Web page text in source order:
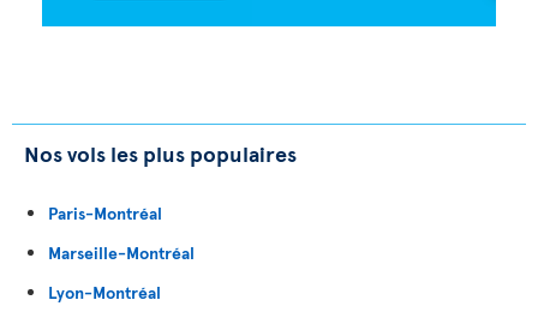
Nos vols les plus populaires
Paris-Montréal
Marseille-Montréal
Lyon-Montréal